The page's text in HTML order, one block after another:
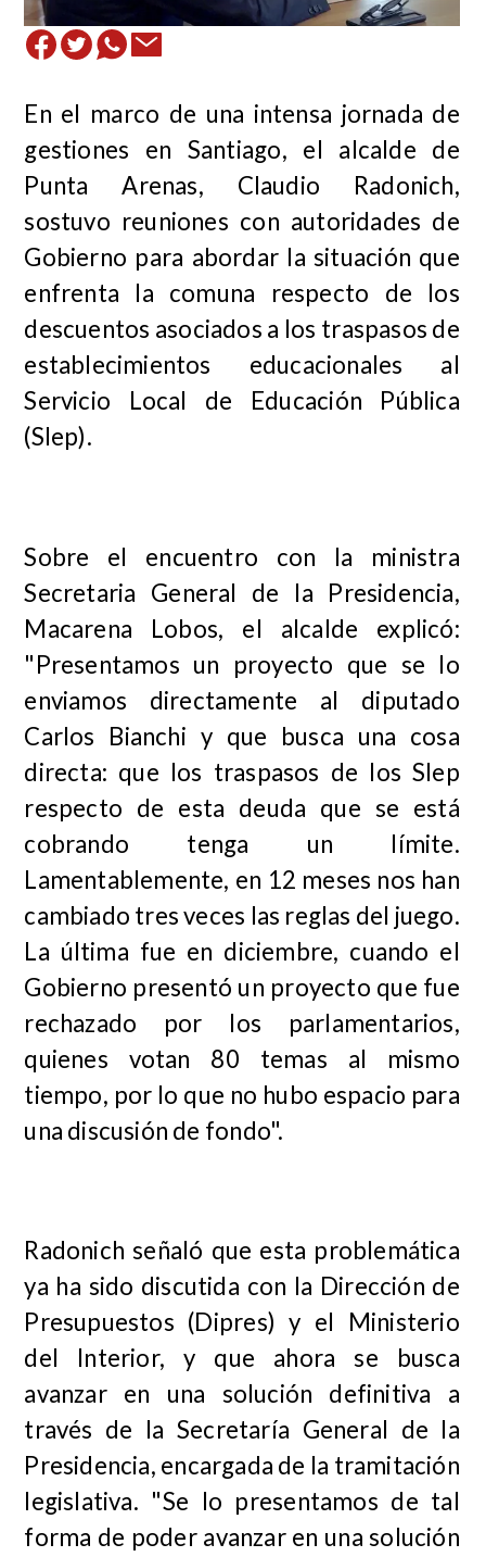
En el marco de una intensa jornada de
gestiones en Santiago, el alcalde de
Punta Arenas, Claudio Radonich,
sostuvo reuniones con autoridades de
Gobierno para abordar la situación que
enfrenta la comuna respecto de los
descuentos asociados a los traspasos de
establecimientos educacionales al
Servicio Local de Educación Pública
(Slep).
Sobre el encuentro con la ministra
Secretaria General de la Presidencia,
Macarena Lobos, el alcalde explicó:
"Presentamos un proyecto que se lo
enviamos directamente al diputado
Carlos Bianchi y que busca una cosa
directa: que los traspasos de los Slep
respecto de esta deuda que se está
cobrando tenga un límite.
Lamentablemente, en 12 meses nos han
cambiado tres veces las reglas del juego.
La última fue en diciembre, cuando el
Gobierno presentó un proyecto que fue
rechazado por los parlamentarios,
quienes votan 80 temas al mismo
tiempo, por lo que no hubo espacio para
una discusión de fondo".
Radonich señaló que esta problemática
ya ha sido discutida con la Dirección de
Presupuestos (Dipres) y el Ministerio
del Interior, y que ahora se busca
avanzar en una solución definitiva a
través de la Secretaría General de la
Presidencia, encargada de la tramitación
legislativa. "Se lo presentamos de tal
forma de poder avanzar en una solución